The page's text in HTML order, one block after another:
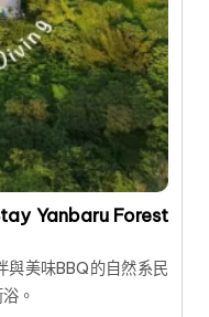
Yanbaru Forest
與美味BBQ的自然系民
。